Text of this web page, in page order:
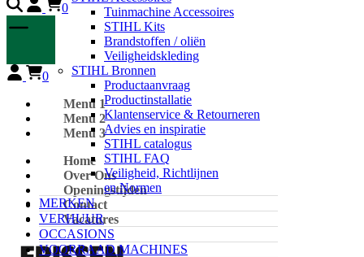
Tuinmachine Accessoires
STIHL Kits
Brandstoffen / oliën
Veiligheidskleding
STIHL Bronnen
Productaanvraag
Productinstallatie
Klantenservice & Retourneren
Advies en inspiratie
STIHL catalogus
STIHL FAQ
Veiligheid, Richtlijnen
en Normen
MERKEN
VERHUUR
OCCASIONS
VOORRAAD MACHINES
0
0
Menu 1
Menu 2
Menu 3
Home
Over Ons
Openingstijden
Contact
Vacatures